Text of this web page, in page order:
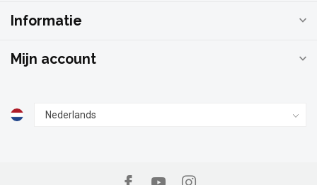
Informatie
Mijn account